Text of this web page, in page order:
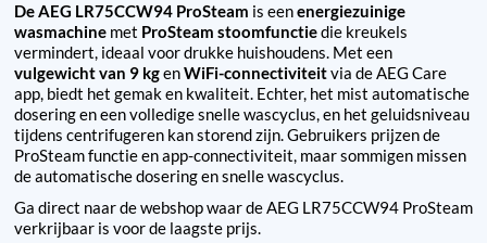
De AEG LR75CCW94 ProSteam is eenenergiezuinige
wasmachine met ProSteam stoomfunctiedie kreukels
vermindert, ideaal voor drukke huishoudens. Met een
vulgewicht van 9 kgenWiFi-connectiviteitvia de AEG Care
app, biedt het gemak en kwaliteit. Echter, het mist automatische
dosering en een volledige snelle wascyclus, en het geluidsniveau
tijdens centrifugeren kan storend zijn. Gebruikers prijzen de
ProSteam functie en app-connectiviteit, maar sommigen missen
de automatische dosering en snelle wascyclus.
Ga direct naar de webshop waar de AEG LR75CCW94 ProSteam
verkrijbaar is voor de laagste prijs.